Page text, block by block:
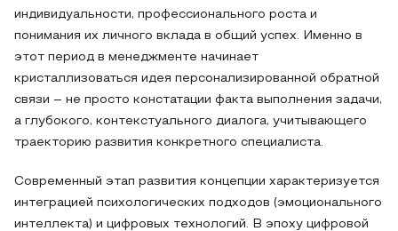
индивидуальности, профессионального роста и
понимания их личного вклада в общий успех. Именно в
этот период в менеджменте начинает
кристаллизоваться идея персонализированной обратной
связи – не просто констатации факта выполнения задачи,
а глубокого, контекстуального диалога, учитывающего
траекторию развития конкретного специалиста.
Современный этап развития концепции характеризуется
интеграцией психологических подходов (эмоционального
интеллекта) и цифровых технологий. В эпоху цифровой